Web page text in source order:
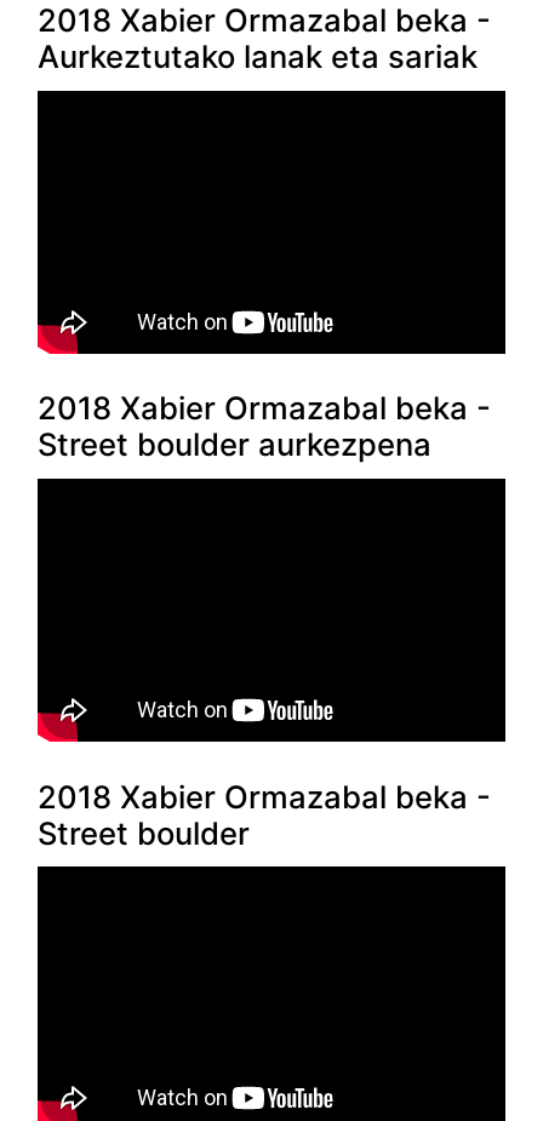
2018 Xabier Ormazabal beka -
Aurkeztutako lanak eta sariak
2018 Xabier Ormazabal beka -
Street boulder aurkezpena
2018 Xabier Ormazabal beka -
Street boulder